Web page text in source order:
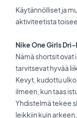
Käytännölliset ja
aktiviteetista
Nike One Girls
Nämä shortsit
tarvitsevat hyvää
Kevyt, kudottu
ilmeen, kun taas
Yhdistelmä tekee
leikkiin kuin